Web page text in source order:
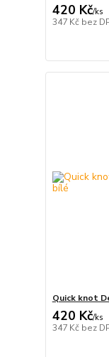
420 Kč/ks
347 Kč bez
Quick knot
420 Kč/ks
347 Kč bez